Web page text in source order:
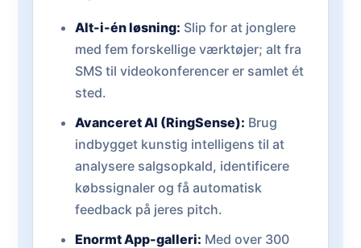
Alt-i-én løsning: Slip for at jonglere
med fem forskellige værktøjer; alt fra
SMS til videokonferencer er samlet ét
sted.
Avanceret AI (RingSense): Brug
indbygget kunstig intelligens til at
analysere salgsopkald, identificere
købssignaler og få automatisk
feedback på jeres pitch.
Enormt App-galleri: Med over 300